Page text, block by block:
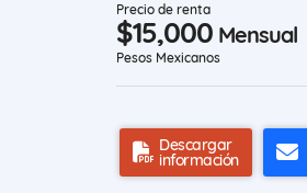
Precio de renta
$15,000 Mensual
Pesos Mexicanos
Descargar
información